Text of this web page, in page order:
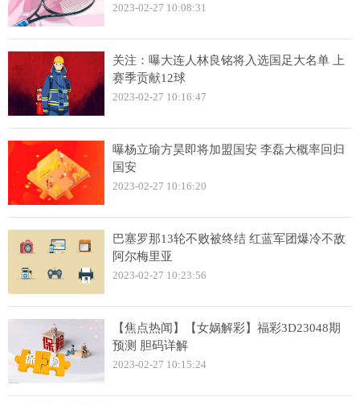
2023-02-27 10:08:31
关注：曝大连人林良铭将入选国足大名单 上
赛季贡献12球
2023-02-27 10:16:47
曝杨立瑜方昊即将加盟国安 李磊大概率回归
国安
2023-02-27 10:16:20
巴塞罗那13轮不败被终结 红蓝军团爆冷不敌
阿尔梅里亚
2023-02-27 10:23:56
【焦点热闻】【女娲解彩】福彩3D23048期
预测 胆码详解
2023-02-27 10:15:24